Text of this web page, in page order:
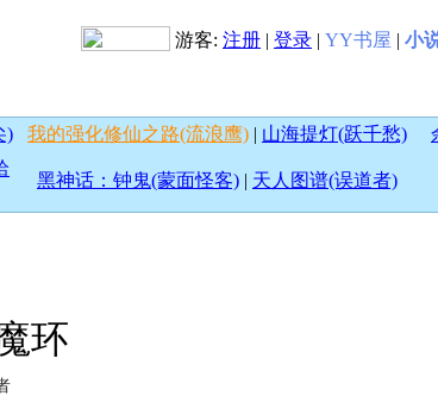
游客: 注册 | 登录 | YY书屋 | 小
) 我的强化修仙之路(流浪鹰) | 山海提灯(跃千愁)
黑神话：钟鬼(蒙面怪客) | 天人图谱(误道者)
环